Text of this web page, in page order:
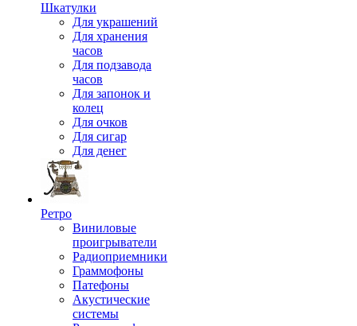
Шкатулки
Для украшений
Для хранения
часов
Для подзавода
часов
Для запонок и
колец
Для очков
Для сигар
Для денег
Ретро
Виниловые
проигрыватели
Радиоприемники
Граммофоны
Патефоны
Акустические
системы